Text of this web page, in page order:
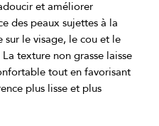
et améliorer
des peaux sujettes à la
sur le visage, le cou et le
texture non grasse laisse
tout en favorisant
plus lisse et plus